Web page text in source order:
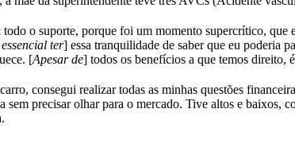
o suporte, porque foi um momento supercrítico, que
ter] essa tranquilidade de saber que eu poderia
[Apesar de] todos os benefícios a que temos direito,
consegui realizar todas as minhas questões
sem precisar olhar para o mercado. Tive altos e